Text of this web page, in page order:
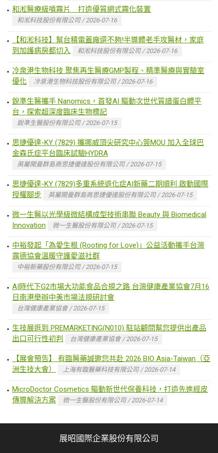
和淞醫療級噴霧片 打造優質網式霧化裝置
和淞科技股份有限公司 / 2026-07-16
【和淞科技】幫台積電蓋廠還不夠!半導體老手攻醫材，家庭
到加護病房都切入
和淞科技股份有限公司 / 2026-07-16
冷泉港生物科技 聚焦再生醫療GMP製程、精準醫療與實驗室
優化
冷泉港生物科技股份有限公司 / 2026-07-16
銳準生醫攜手 Nanomics，首發AI 驅動次世代質譜蛋白體平
台，探索超深度臨床生物標記
銳準生醫股份有限公司 / 2026-07-15
思捷優達-KY (7829) 攜挪威頂尖研究中心簽MOU 加入全球巴
金森氏症平台臨床試驗HYDRA
英屬開曼群島商思捷優達股份有限公司 / 2026-07-15
思捷優達-KY (7829)多重系統退化症AI新藥二期順利 啟動國際
授權腳步
英屬開曼群島商思捷優達股份有限公司 / 2026-07-15
微一生醫以光學級微結構成型技術串聯 Beauty 與 Biomedical
Innovation
微一生醫股份有限公司 / 2026-07-15
中裕發起「為愛生根 (Rooting for Love)」公益活動攜手台灣
露德協會溫暖守護愛滋社群
中裕新藥股份有限公司 / 2026-07-15
AI時代下G2市場大功能食品合規之路 台灣健康產業協會7月16
日南港舉辦中美市場法規研討會
台灣健康產業協會 / 2026-07-15
生技展逛到 PREMARKETING(N010) 駐站顧問幫您提供出產品
出口可行性初判
台灣健康產業協會 / 2026-07-15
【展會預告】 有臨醫藥誠邀您共赴 2026 BIO Asia-Taiwan（亞
洲生技大會）
上海有臨醫藥科技有限公司 / 2026-07-14
MicroDoctor Cosmetics 驅動新世代保養科技，打造先進經皮
傳導解決方案
微一生醫股份有限公司 / 2026-07-14
展昭國際企業股份有限公司